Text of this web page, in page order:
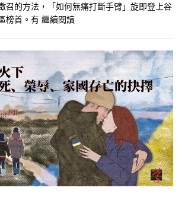
召的方法，「如何無痛打斷手臂」旋即登上谷
榜首。有 繼續閱讀